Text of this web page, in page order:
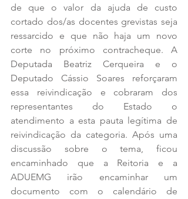
de que o valor da ajuda de custo
cortado dos/as docentes grevistas seja
ressarcido e que não haja um novo
corte no próximo contracheque. A
Deputada Beatriz Cerqueira e o
Deputado Cássio Soares reforçaram
essa reivindicação e cobraram dos
representantes do Estado o
atendimento a esta pauta legítima de
reivindicação da categoria. Após uma
discussão sobre o tema, ficou
encaminhado que a Reitoria e a
ADUEMG irão encaminhar um
documento com o calendário de